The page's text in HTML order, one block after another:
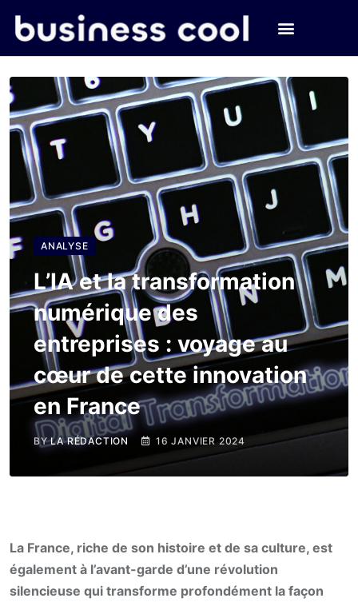
ANALYSE
L’IA et la transformation
numérique des
entreprises : voyage au
cœur de cette innovation
en France
BYLA RÉDACTION 16 JANVIER 2024
La France, riche de son histoire et de sa culture, est
également à l’avant-garde d’une révolution
silencieuse qui transforme profondément la façon